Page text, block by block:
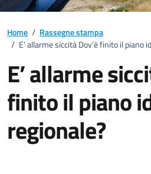
Home / Rassegne stampa
/ E’ allarme siccità Dov’è finito il piano
E’ allarme
finito il piano
regionale?